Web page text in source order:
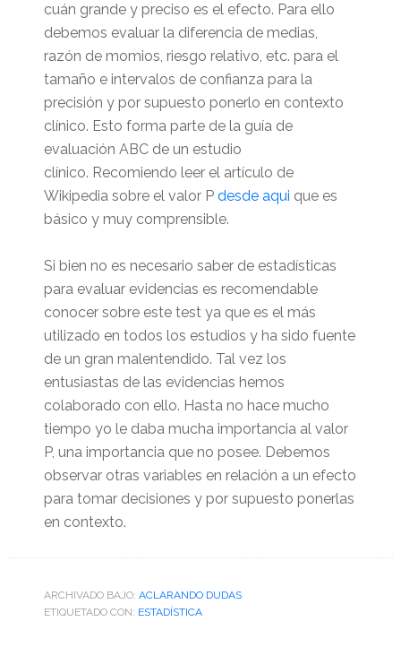
cuán grande y preciso es el efecto. Para ello
debemos evaluar la diferencia de medias,
razón de momios, riesgo relativo, etc. para el
tamaño e intervalos de confianza para la
precisión y por supuesto ponerlo en contexto
clínico. Esto forma parte de la guía de
evaluación ABC de un estudio
clínico. Recomiendo leer el artículo de
Wikipedia sobre el valor P desde aqui que es
básico y muy comprensible.
Si bien no es necesario saber de estadísticas
para evaluar evidencias es recomendable
conocer sobre este test ya que es el más
utilizado en todos los estudios y ha sido fuente
de un gran malentendido. Tal vez los
entusiastas de las evidencias hemos
colaborado con ello. Hasta no hace mucho
tiempo yo le daba mucha importancia al valor
P, una importancia que no posee. Debemos
observar otras variables en relación a un efecto
para tomar decisiones y por supuesto ponerlas
en contexto.
ARCHIVADO BAJO: ACLARANDO DUDAS
ETIQUETADO CON: ESTADÍSTICA